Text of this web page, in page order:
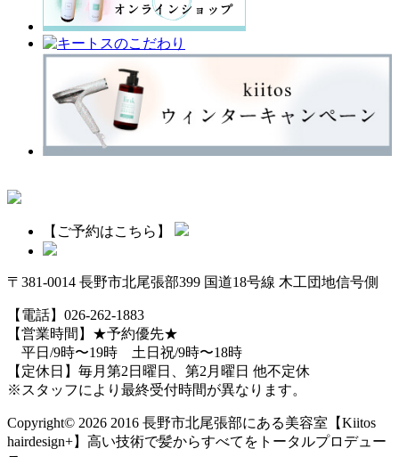
【ご予約はこちら】
〒381-0014 長野市北尾張部399 国道18号線 木工団地信号側
【電話】026-262-1883
【営業時間】★予約優先★
平日/9時〜19時 土日祝/9時〜18時
【定休日】毎月第2日曜日、第2月曜日 他不定休
※スタッフにより最終受付時間が異なります。
Copyright© 2026 2016 長野市北尾張部にある美容室【Kiitos
hairdesign+】高い技術で髪からすべてをトータルプロデュー